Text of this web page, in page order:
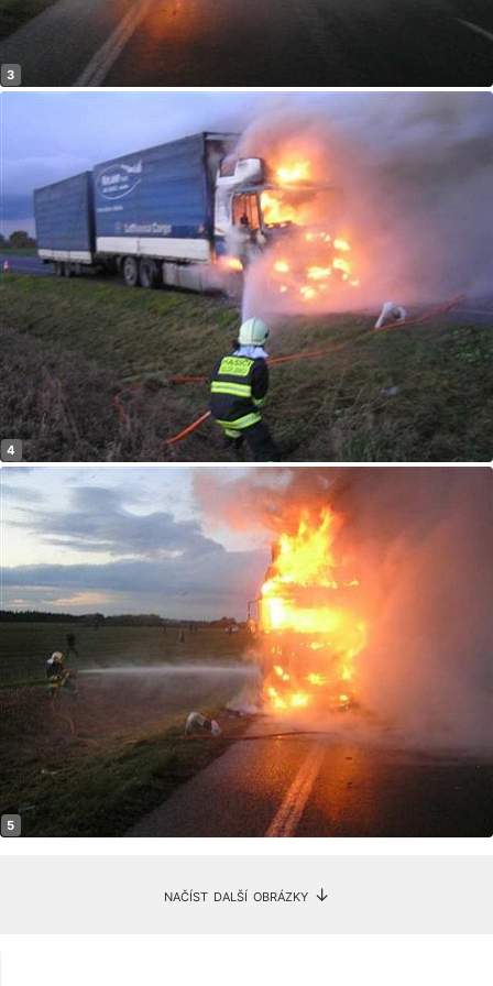
načíst další obrázky ↓